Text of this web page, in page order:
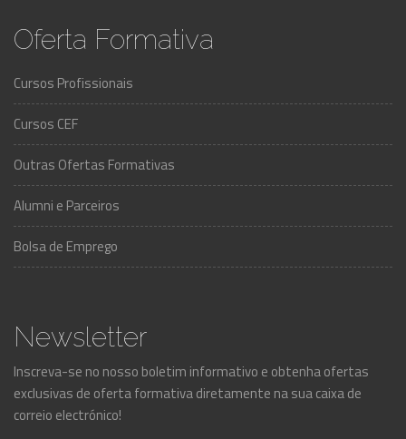
Oferta Formativa
Cursos Profissionais
Cursos CEF
Outras Ofertas Formativas
Alumni e Parceiros
Bolsa de Emprego
Newsletter
Inscreva-se no nosso boletim informativo e obtenha ofertas
exclusivas de oferta formativa diretamente na sua caixa de
correio electrónico!